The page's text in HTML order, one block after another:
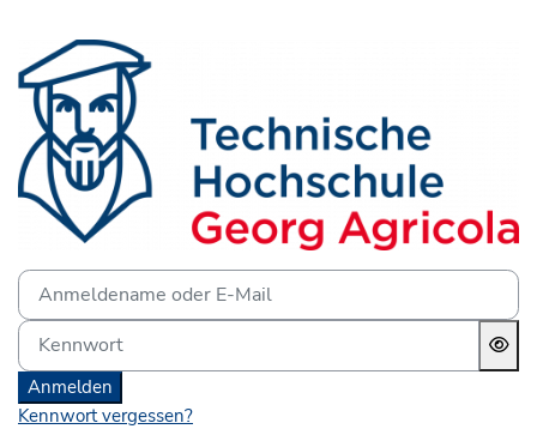
Anmelden bei
Anmeldename oder E-Mail
Kennwort
Anmelden
Kennwort vergessen?